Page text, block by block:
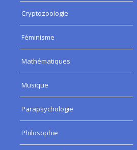
Cryptozoologie
Féminisme
Mathématiques
Musique
Parapsychologie
Philosophie